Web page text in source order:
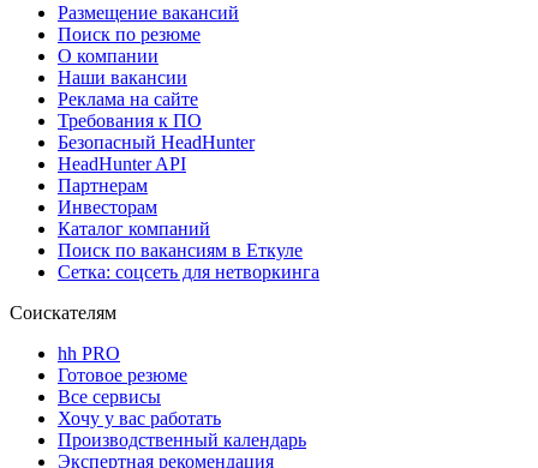
Размещение вакансий
Поиск по резюме
О компании
Наши вакансии
Реклама на сайте
Требования к ПО
Безопасный HeadHunter
HeadHunter API
Партнерам
Инвесторам
Каталог компаний
Поиск по вакансиям в Еткуле
Сетка: соцсеть для нетворкинга
Соискателям
hh PRO
Готовое резюме
Все сервисы
Хочу у вас работать
Производственный календарь
Экспертная рекомендация